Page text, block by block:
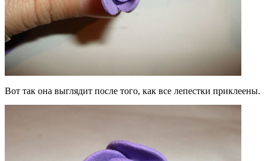
Вот так она выглядит после того, как все лепестки приклеены.